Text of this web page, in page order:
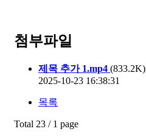
첨부파일
제목 추가 1.mp4 (833.2K)
2025-10-23 16:38:31
목록
Total 23 /1 page